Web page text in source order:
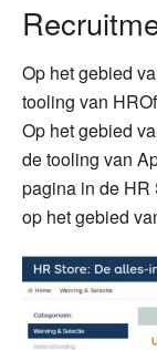
Op het gebied
tooling van
Op het gebied
de tooling van
pagina in de HR
op het gebied